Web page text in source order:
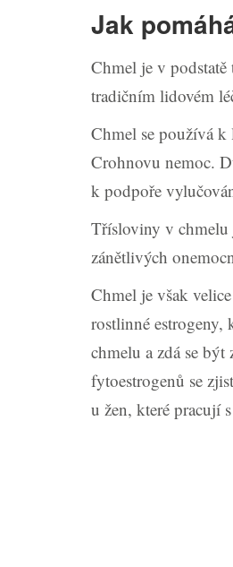
Jak
Chmel je v
tradičním lidovém
Chmel se používá k
Crohnovu nemoc.
k podpoře
Třísloviny v chmelu
zánětlivých
Chmel je však
rostlinné estrogeny,
chmelu a zdá se
fytoestrogenů se
u žen, které pracují